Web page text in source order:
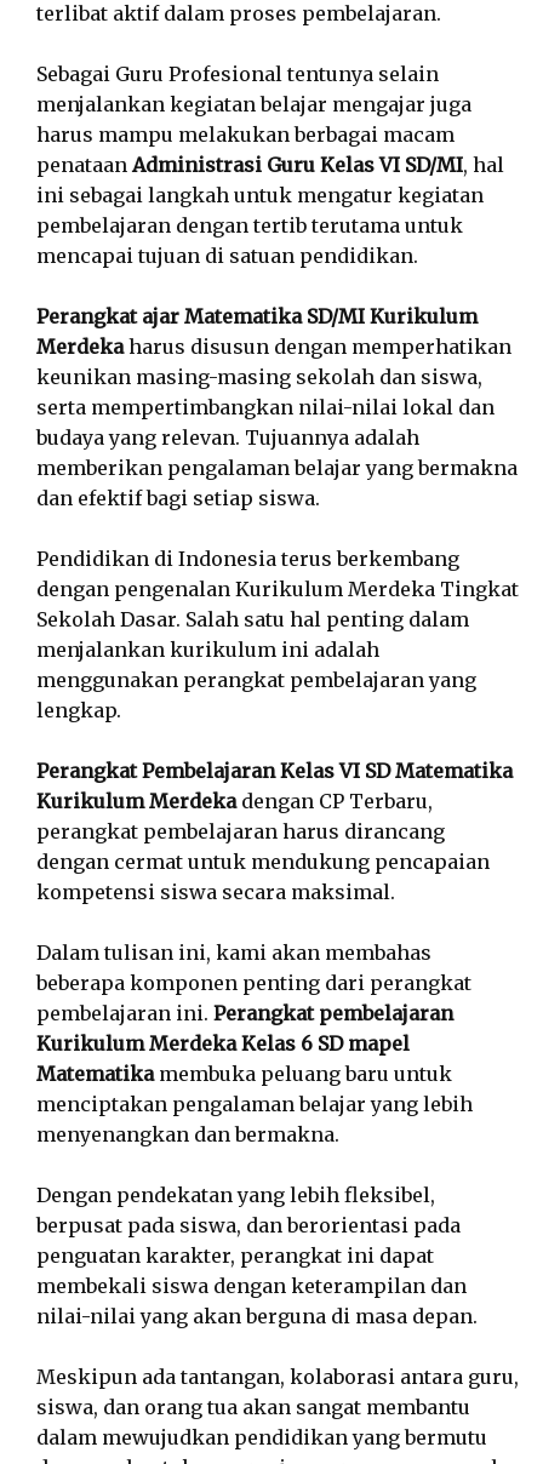
terlibat aktif dalam proses pembelajaran.
Sebagai Guru Profesional tentunya selain
menjalankan kegiatan belajar mengajar juga
harus mampu melakukan berbagai macam
penataanAdministrasi Guru Kelas VI SD/MI, hal
ini sebagai langkah untuk mengatur kegiatan
pembelajaran dengan tertib terutama untuk
mencapai tujuan di satuan pendidikan.
Perangkat ajar Matematika SD/MI Kurikulum
Merdekaharus disusun dengan memperhatikan
keunikan masing-masing sekolah dan siswa,
serta mempertimbangkan nilai-nilai lokal dan
budaya yang relevan. Tujuannya adalah
memberikan pengalaman belajar yang bermakna
dan efektif bagi setiap siswa.
Pendidikan di Indonesia terus berkembang
dengan pengenalan Kurikulum Merdeka Tingkat
Sekolah Dasar. Salah satu hal penting dalam
menjalankan kurikulum ini adalah
menggunakan perangkat pembelajaran yang
lengkap.
Perangkat Pembelajaran Kelas VI SD Matematika
Kurikulum Merdekadengan CP Terbaru,
perangkat pembelajaran harus dirancang
dengan cermat untuk mendukung pencapaian
kompetensi siswa secara maksimal.
Dalam tulisan ini, kami akan membahas
beberapa komponen penting dari perangkat
pembelajaran ini. Perangkat pembelajaran
Kurikulum Merdeka Kelas 6 SD mapel
Matematikamembuka peluang baru untuk
menciptakan pengalaman belajar yang lebih
menyenangkan dan bermakna.
Dengan pendekatan yang lebih fleksibel,
berpusat pada siswa, dan berorientasi pada
penguatan karakter, perangkat ini dapat
membekali siswa dengan keterampilan dan
nilai-nilai yang akan berguna di masa depan.
Meskipun ada tantangan, kolaborasi antara guru,
siswa, dan orang tua akan sangat membantu
dalam mewujudkan pendidikan yang bermutu